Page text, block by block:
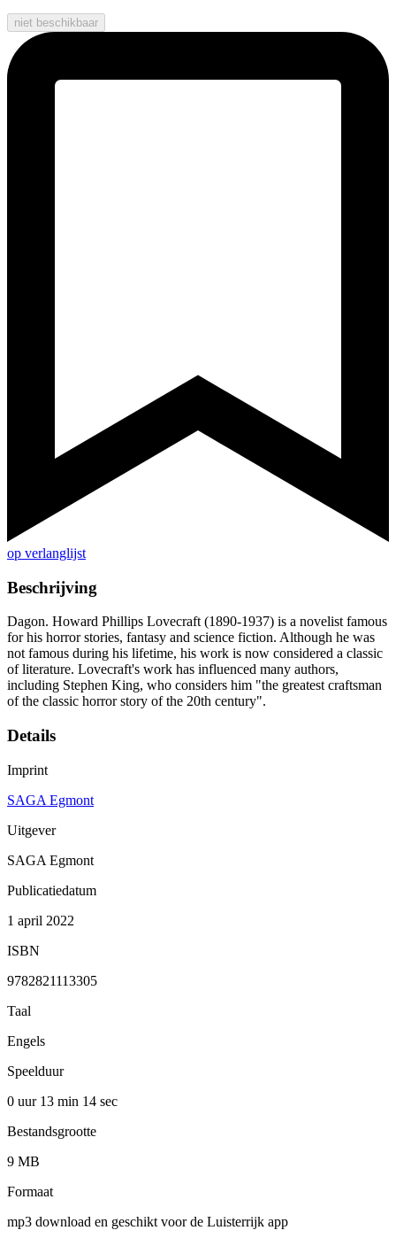
niet beschikbaar
op verlanglijst
Beschrijving
Dagon. Howard Phillips Lovecraft (1890-1937) is a novelist famous
for his horror stories, fantasy and science fiction. Although he was
not famous during his lifetime, his work is now considered a classic
of literature. Lovecraft's work has influenced many authors,
including Stephen King, who considers him "the greatest craftsman
of the classic horror story of the 20th century".
Details
Imprint
SAGA Egmont
Uitgever
SAGA Egmont
Publicatiedatum
1 april 2022
ISBN
9782821113305
Taal
Engels
Speelduur
0 uur 13 min 14 sec
Bestandsgrootte
9 MB
Formaat
mp3 download en geschikt voor de Luisterrijk app